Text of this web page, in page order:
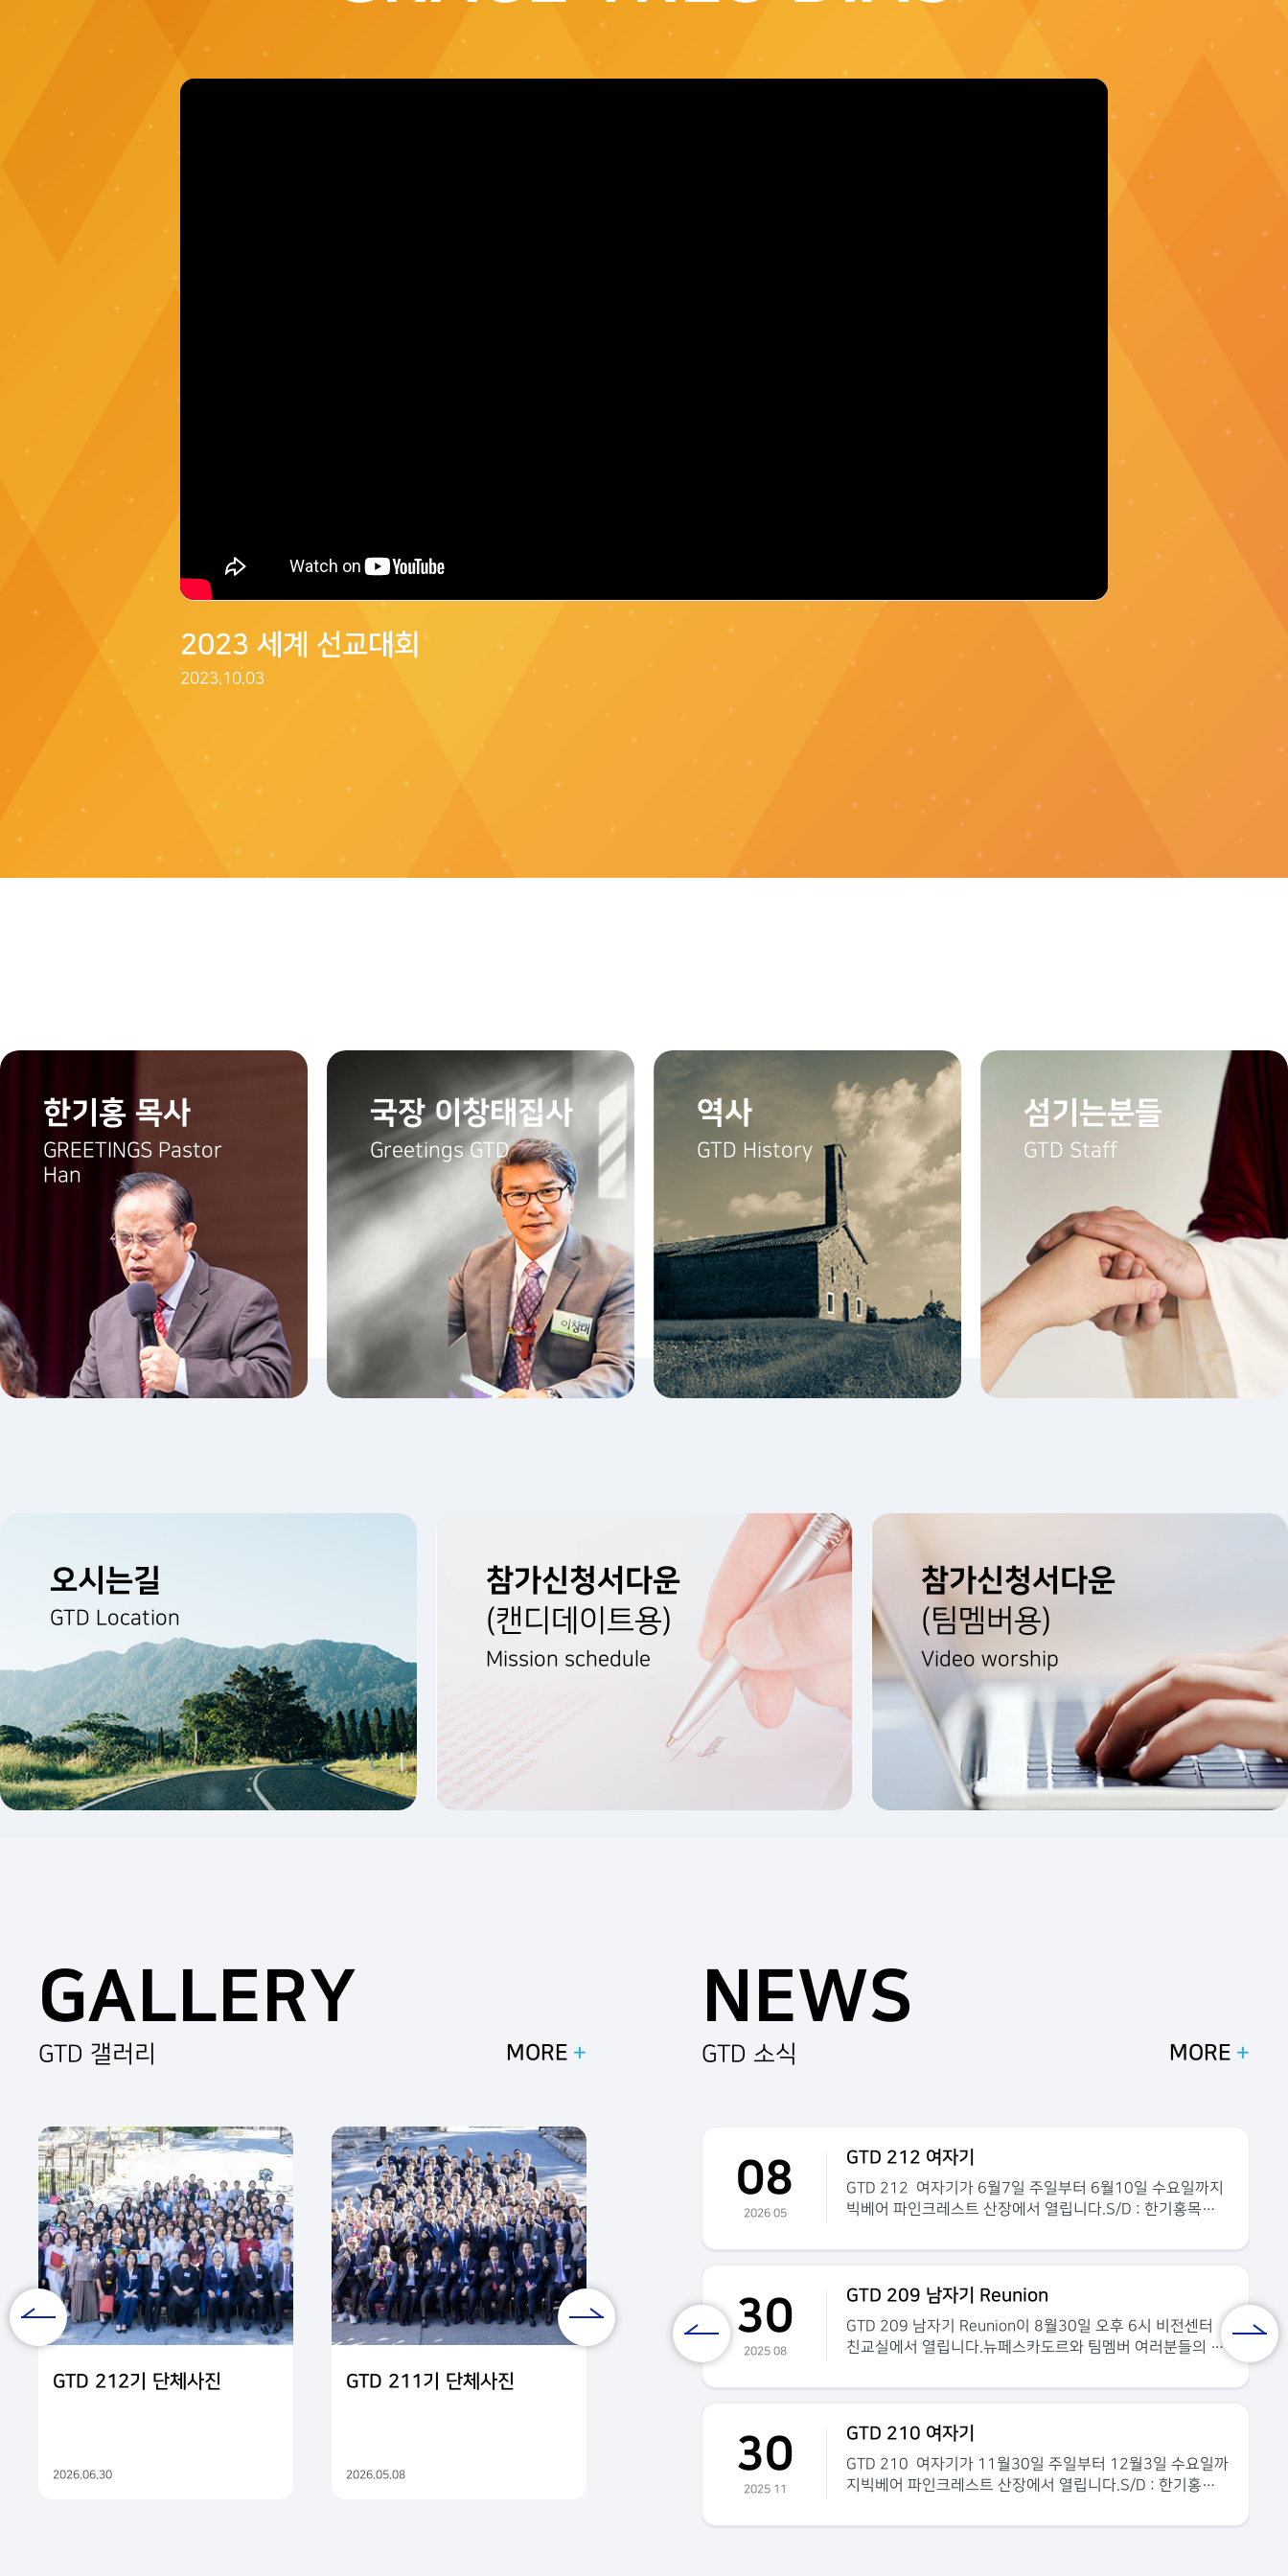
2023 세계 선교대회
2023.10.03
2023 세계
한기홍 목사
GREETINGS Pastor
Han
국장 이창태집사
Greetings GTD
역사
GTD History
섬기는분들
GTD Staff
오시는길
GTD Location
참가신청서다운
(캔디데이트용)
Mission schedule
참가신청서다운
(팀멤버용)
Video worship
GALLERY
GTD 갤러리 MORE
GTD 212기 단체사진
2026.06.30
GTD 211기 단체사진
2026.05.08
GTD210기 단체사진
2025.09.17
NEWS
GTD 소식 MORE
일까지
목사,
11, 18,
: GT
터
들의 많
08
2026 05
GTD 212 여자기
GTD 212 여자기가 6월7일 주일부터 6월10일 수요일까지
빅베어 파인크레스트 산장에서 열립니다.S/D : 한기홍목사,
렉터 : 이명화 권사(G14)팀멤버 모임 : 2026년 5월 11, 18,
26(화), 6월 1일, (월요일) 저녁7:00, GTD회관 문의 : GT
D 국 김미라간사 714.290.0015
30 GTD 209 남자기 Reunion
GTD 209 남자기 Reunion이 8월30일 오후 6시 비전센터
친교실에서 열립니다.뉴페스카도르와 팀멤버 여러분들의 많
08
2026 05
GTD 212 여자기
GTD 212 여자기가 6월7일 주일부터 6월10일 수요일까지
빅베어 파인크레스트 산장에서 열립니다.S/D : 한기홍목사,
26(화), 6월 1일, (월요일) 저녁7:00, GTD회관 문의 : GT
30
2025 08
GTD 209 남자기 Reunion
GTD 209 남자기 Reunion이 8월30일 오후 6시 비전센터
친교실에서 열립니다.뉴페스카도르와 팀멤버 여러분들의 많
30
2025 11
GTD 210 여자기
GTD 210 여자기가 11월30일 주일부터 12월3일 수요일까
지빅베어 파인크레스트 산장에서 열립니다.S/D : 한기홍목
라간사 714.290.0015